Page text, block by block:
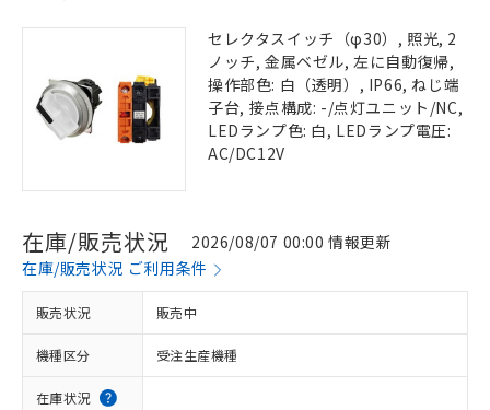
セレクタスイッチ（φ30）, 照光, 2
ノッチ, 金属ベゼル, 左に自動復帰,
操作部色: 白（透明）, IP66, ねじ端
子台, 接点構成: -/点灯ユニット/NC,
LEDランプ色: 白, LEDランプ電圧:
AC/DC12V
在庫/販売状況
2026/08/07 00:00 情報更新
在庫/販売状況 ご利用条件
販売状況 販売中
機種区分 受注生産機種
在庫状況